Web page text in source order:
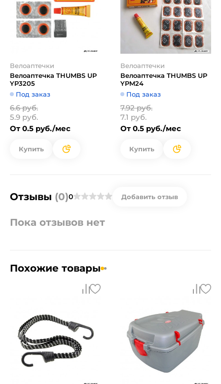
Велоаптечки
Велоаптечка THUMBS UP
YP3205
Под заказ
6.6 руб.
5.9 руб.
От 0.5 руб./мес
Купить
Велоаптечки
Велоаптечка THUMBS UP
YPM24
Под заказ
7.92 руб.
7.1 руб.
От 0.5 руб./мес
Купить
Отзывы (0)0 Добавить отзыв
Пока отзывов нет
Похожие товары